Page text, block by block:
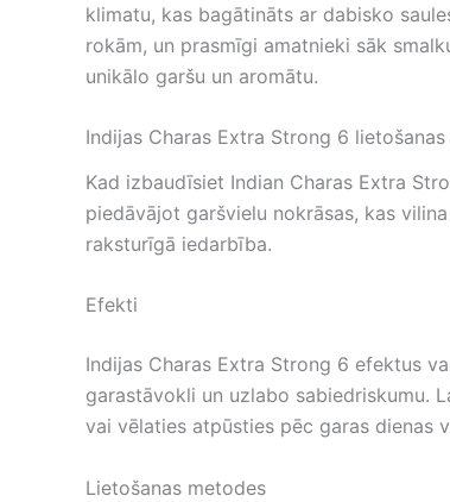
klimatu, kas bagātināts ar dabisko
rokām, un prasmīgi amatnieki sāk
unikālo garšu un aromātu.
Indijas Charas Extra Strong 6
Kad izbaudīsiet Indian Charas Extra
piedāvājot garšvielu nokrāsas, kas
raksturīgā iedarbība.
Efekti
Indijas Charas Extra Strong 6 efektus
garastāvokli un uzlabo sabiedriskumu.
vai vēlaties atpūsties pēc garas dienas
Lietošanas metodes